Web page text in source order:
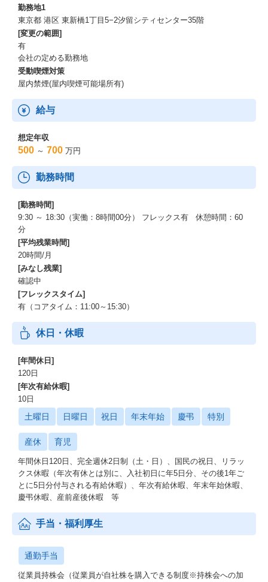
勤務地1
東京都 港区 東新橋1丁目5−2汐留シティセンター35階
[変更の範囲]
有
会社の定める勤務地
受動喫煙対策
屋内禁煙(屋内喫煙可能場所有)
給与
想定年収
500 ～ 700 万円
勤務時間
[勤務時間]
9:30 ～ 18:30（実働：8時間00分） フレックス有 休憩時間：60
分
[平均残業時間]
20時間/月
[みなし残業]
確認中
[フレックスタイム]
有（コアタイム：11:00～15:30）
休日・休暇
[年間休日]
120日
[年次有給休暇]
10日
土曜日 日曜日 祝日 年末年始 慶弔 特別
産休 育児
年間休日120日、完全週休2日制（土・日）、国民の祝日、リラッ
クス休暇（年次有休とは別に、入社初日に年5日分、その後1年ご
とに5日分付与される有給休暇）、年次有給休暇、年末年始休暇、
慶弔休暇、産前産後休暇 等
手当・福利厚生
通勤手当
従業員持株会（従業員が自社株を購入できる制度※持株会への加